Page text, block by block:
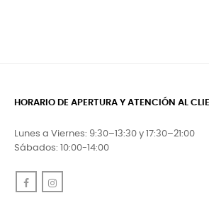
HORARIO DE APERTURA Y ATENCIÓN AL
Lunes a Viernes: 9:30–13:30 y 17:30–21:00
Sábados: 10:00-14:00
Facebook